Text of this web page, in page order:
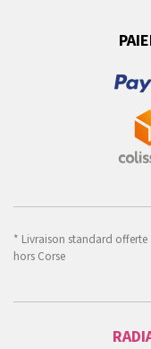
* Livraison standard
hors Corse